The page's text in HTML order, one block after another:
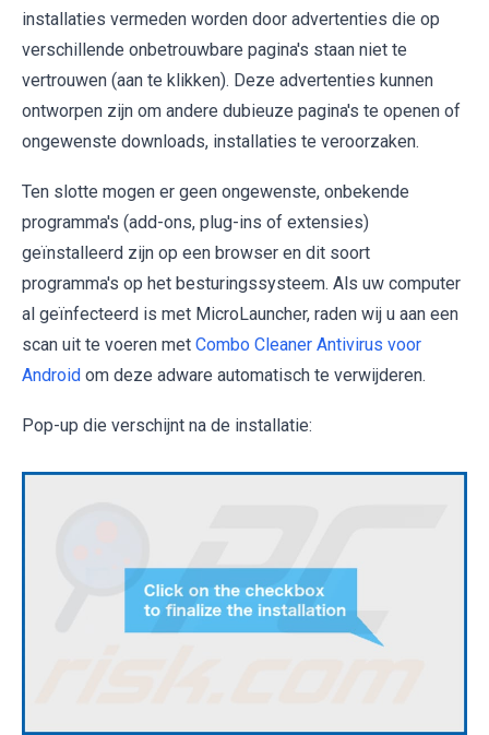
installaties vermeden worden door advertenties die op
verschillende onbetrouwbare pagina's staan niet te
vertrouwen (aan te klikken). Deze advertenties kunnen
ontworpen zijn om andere dubieuze pagina's te openen of
ongewenste downloads, installaties te veroorzaken.
Ten slotte mogen er geen ongewenste, onbekende
programma's (add-ons, plug-ins of extensies)
geïnstalleerd zijn op een browser en dit soort
programma's op het besturingssysteem. Als uw computer
al geïnfecteerd is met MicroLauncher, raden wij u aan een
scan uit te voeren met Combo Cleaner Antivirus voor
Android om deze adware automatisch te verwijderen.
Pop-up die verschijnt na de installatie: